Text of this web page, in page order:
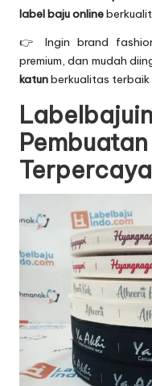
label baju online
👉 Ingin brand
premium, dan mudah
katunberkualitas terbaik
Terpercaya